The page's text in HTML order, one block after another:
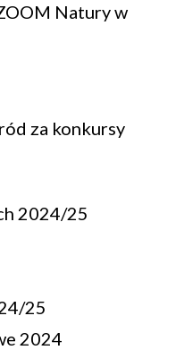
Natury w
za konkursy
2024/25
25
2024